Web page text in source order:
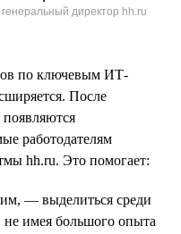
директор hh.ru
по ключевым ИТ-
После
появляются
работодателям
hh.ru. Это помогает:
— выделиться среди
не имея большого опыта